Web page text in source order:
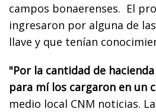
campos bonaerenses. El
ingresaron por alguna de
llave y que tenían
"Por la cantidad de
para mí los cargaron en un
medio local CNM noticias.